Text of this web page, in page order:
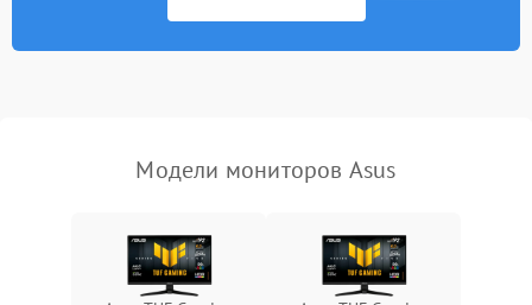
1000 ₽
Неисправность системы
Подробнее →
Модели мониторов Asus